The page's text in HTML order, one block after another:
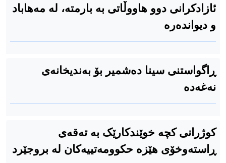
ئازادکرانی دوو هاووڵاتی بە بارمتە، لە مەهاباد
و دیواندەرە
ڕاگواستنی سینا دەشمیر بۆ بەندیخانەی
نەغەدە
کوژرانی کچە خوێندکارێک بە تەقەی
ڕاستەوخۆی هێزە حکوومەتییەکان لە بروجێرد